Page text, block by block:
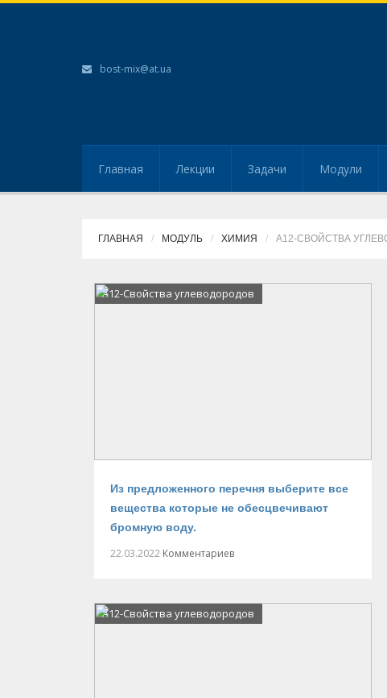
bost-mix@at.ua
Главная Лекции Задачи Модули
ГЛАВНАЯ МОДУЛЬ ХИМИЯ А12-СВОЙСТВА
А12-Свойства углеводородов
Из предложенного перечня выберите все
вещества которые не обесцвечивают
бромную воду.
22.03.2022 Комментариев
А12-Свойства углеводородов